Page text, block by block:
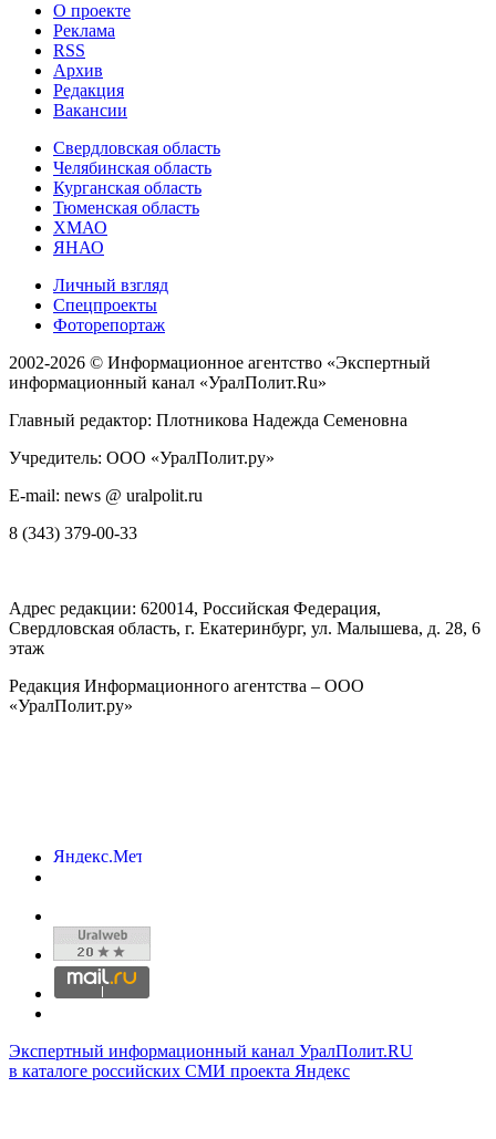
О проекте
Реклама
RSS
Архив
Редакция
Вакансии
Свердловская область
Челябинская область
Курганская область
Тюменская область
ХМАО
ЯНАО
Личный взгляд
Спецпроекты
Фоторепортаж
2002-2026 © Информационное агентство «Экспертный
информационный канал «УралПолит.Ru»
Главный редактор: Плотникова Надежда Семеновна
Учредитель: ООО «УралПолит.ру»
E-mail: news @ uralpolit.ru
8 (343) 379-00-33
Адрес редакции: 620014, Российская Федерация,
Свердловская область, г. Екатеринбург, ул. Малышева, д. 28, 6
этаж
Редакция Информационного агентства – ООО
«УралПолит.ру»
Экспертный информационный канал УралПолит.RU
в каталоге российских СМИ проекта Яндекс